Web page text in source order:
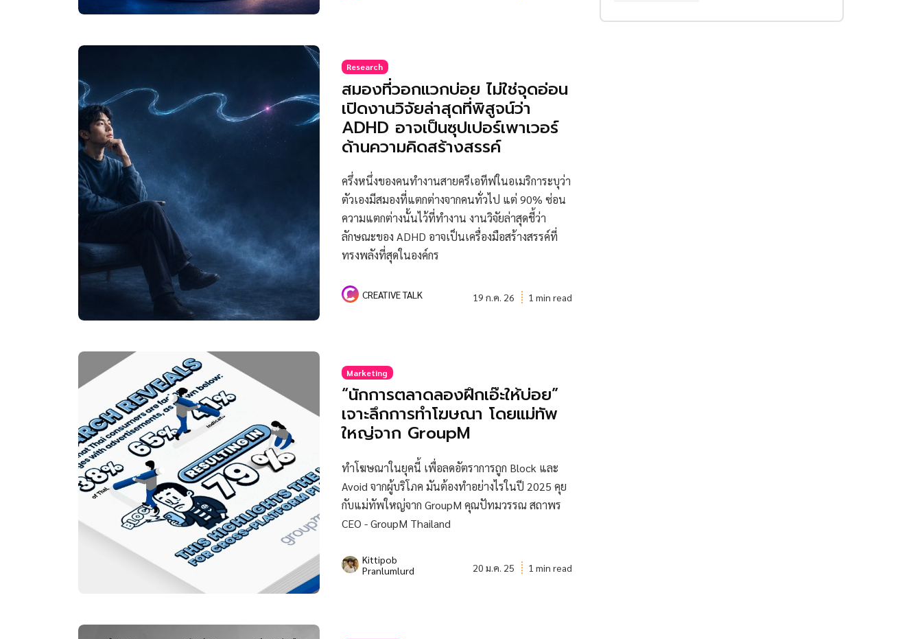
Research
สมองที่วอกแวกบ่อย ไม่ใช่จุดอ่อน
เปิดงานวิจัยล่าสุดที่พิสูจน์ว่า
ADHD อาจเป็นซุปเปอร์เพาเวอร์
ด้านความคิดสร้างสรรค์
ครึ่งหนึ่งของคนทำงานสายครีเอทีฟในอเมริการะบุว่า
ตัวเองมีสมองที่แตกต่างจากคนทั่วไป แต่ 90% ซ่อน
ความแตกต่างนั้นไว้ที่ทำงาน งานวิจัยล่าสุดชี้ว่า
ลักษณะของ ADHD อาจเป็นเครื่องมือสร้างสรรค์ที่
ทรงพลังที่สุดในองค์กร
CREATIVE TALK 19 ก.ค. 26 1 min read
Marketing
“นักการตลาดลองฝึกเอ๊ะให้บ่อย”
เจาะลึกการทำโฆษณา โดยแม่ทัพ
ใหญ่จาก GroupM
ทำโฆษณาในยุคนี้ เพื่อลดอัตราการถูก Block และ
Avoid จากผู้บริโภค มันต้องทำอย่างไรในปี 2025 คุย
กับแม่ทัพใหญ่จาก GroupM คุณปัทมวรรณ สถาพร
CEO - GroupM Thailand
Kittipob
Pranlumlurd
20 ม.ค. 25 1 min read